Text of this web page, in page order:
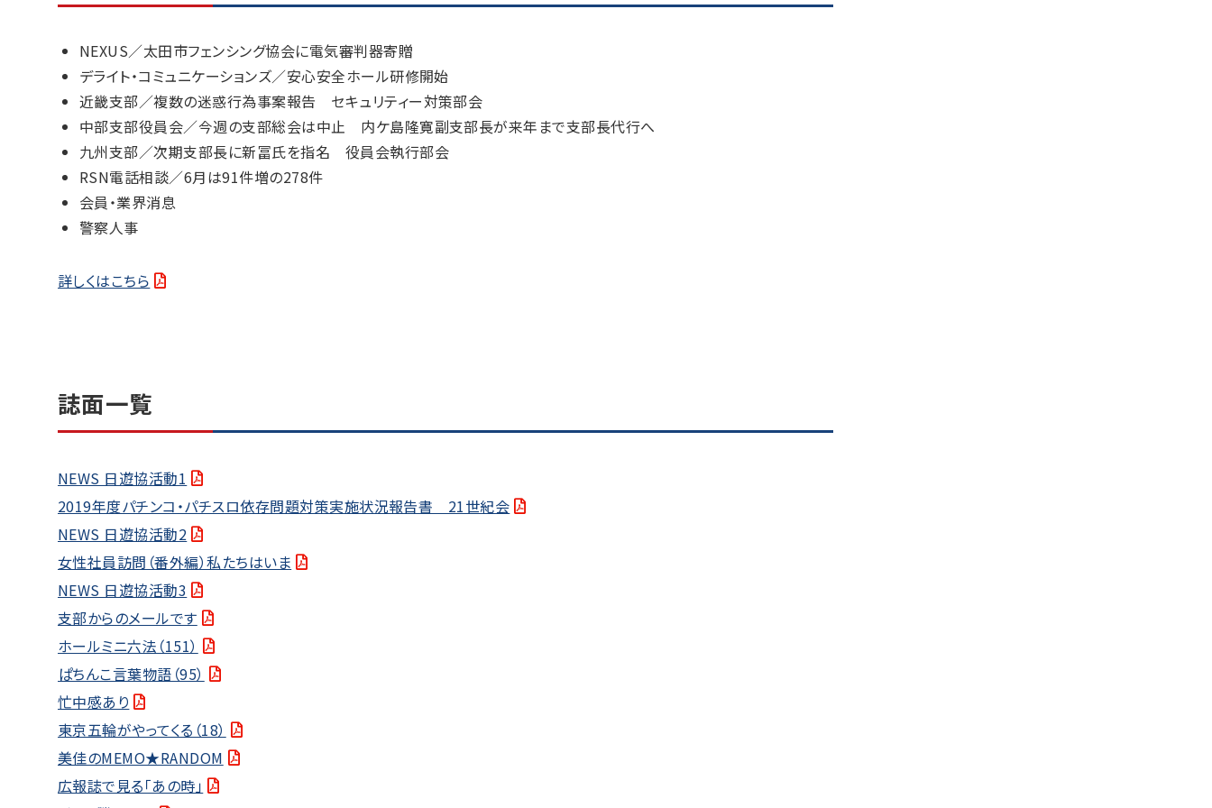
NEXUS／太田市フェンシング協会に電気審判器寄贈
デライト・コミュニケーションズ／安心安全ホール研修開始
近畿支部／複数の迷惑行為事案報告 セキュリティー対策部会
中部支部役員会／今週の支部総会は中止 内ケ島隆寛副支部長が来年まで支部長代行へ
九州支部／次期支部長に新冨氏を指名 役員会執行部会
RSN電話相談／6月は91件増の278件
会員・業界消息
警察人事
詳しくはこちら
誌面一覧
NEWS 日遊協活動1
2019年度パチンコ・パチスロ依存問題対策実施状況報告書 21世紀会
NEWS 日遊協活動2
女性社員訪問（番外編）私たちはいま
NEWS 日遊協活動3
支部からのメールです
ホールミニ六法（151）
ぱちんこ言葉物語（95）
忙中感あり
東京五輪がやってくる（18）
美佳のMEMO★RANDOM
広報誌で見る「あの時」